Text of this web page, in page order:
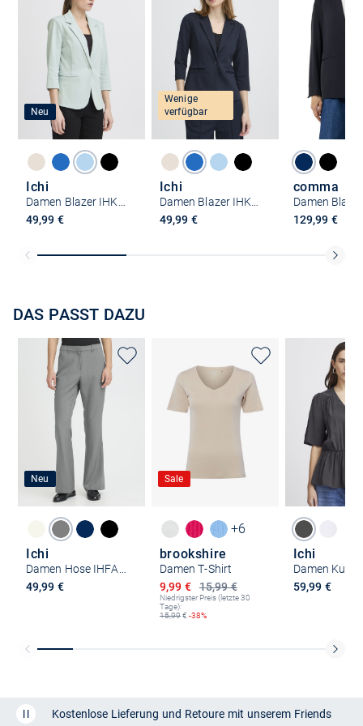
Neu
Ichi
49,99 €
Wenige
verfügbar
Ichi
49,99 €
comma
Damen Blazer
129,99 €
DAS PASST DAZU
Neu
Ichi
Damen Hose IHFAVA
49,99 €
Sale
+6
brookshire
Damen T-Shirt
15,99 €
Ermäßigter Preis
9,99 €
Niedrigster Preis (letzte 30
Tage):
15,99€ -38%
Ichi
59,99 €
Kostenlose Lieferung und Retoure mit unserem Friends